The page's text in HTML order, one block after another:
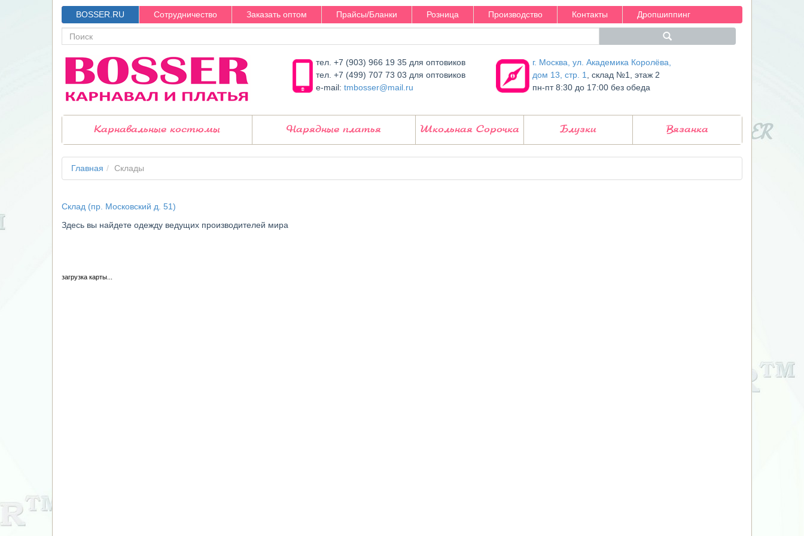
BOSSER.RU Сотрудничество Заказать оптом Прайсы/Бланки Розница Производство Контакты Дропшиппинг
тел. +7 (903) 966 19 35 для оптовиков
тел. +7 (499) 707 73 03 для оптовиков
e-mail:tmbosser@mail.ru
г. Москва, ул. Академика Королёва,
дом 13, стр. 1
, склад №1, этаж 2
пн-пт 8:30 до 17:00 без обеда
Карнавальные костюмы Нарядные платья Школьная Сорочка Блузки Вязанка
Главная Склады
Склад (пр. Московский д. 51)
Здесь вы найдете одежду ведущих производителей мира
загрузка карты...